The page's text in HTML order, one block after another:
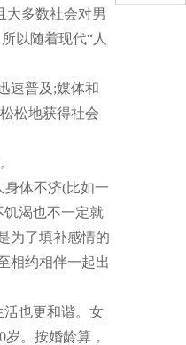
大多数社会对男
以随着现代“人
速普及;媒体和
松地获得社会
体不济(比如一
渴也不一定就
为了填补感情的
相约相伴一起出
也更和谐。女
。按婚龄算，